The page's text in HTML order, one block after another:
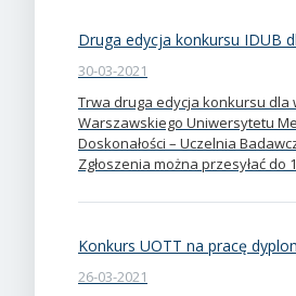
Druga edycja konkursu IDUB
30-03-2021
Trwa druga edycja konkursu dla
Warszawskiego Uniwersytetu
Doskonałości – Uczelnia
Zgłoszenia można przesyłać do
Konkurs UOTT na pracę
26-03-2021